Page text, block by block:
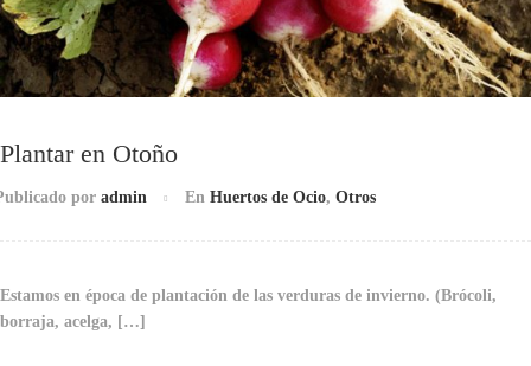
Plantar en Otoño
por admin En Huertos de Ocio, Otros
Estamos en época de plantación de las verduras de invierno. (Brócoli,
borraja, acelga, […]